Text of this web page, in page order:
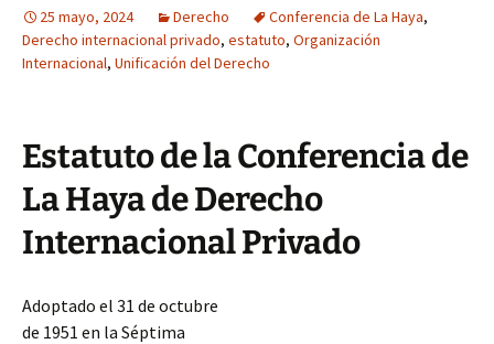
25 mayo, 2024 Derecho Conferencia de La Haya,
Derecho internacional privado, estatuto, Organización
Internacional, Unificación del Derecho
Estatuto de la Conferencia de
La Haya de Derecho
Internacional Privado
Adoptado el 31 de octubre
de 1951 en la Séptima